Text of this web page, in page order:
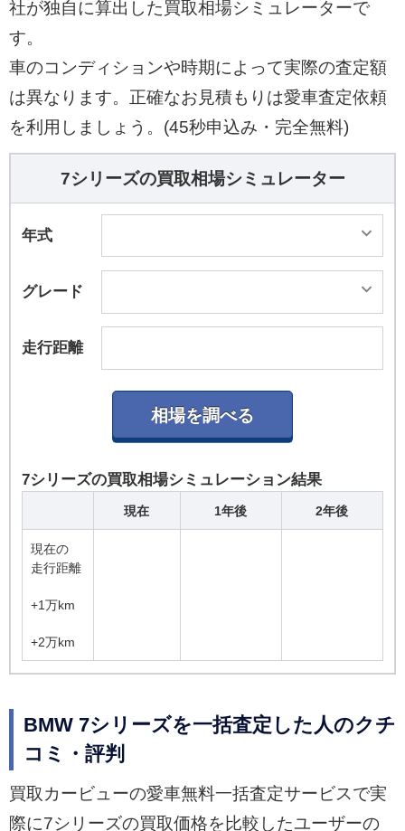
社が独自に算出した買取相場シミュレーターで
す。
車のコンディションや時期によって実際の査定額
は異なります。正確なお見積もりは愛車査定依頼
を利用しましょう。(45秒申込み・完全無料)
7シリーズの買取相場シミュレーター
年式
グレード
走行距離
7シリーズの買取相場シミュレーション結果
現在 1年後 2年後
現在の
走行距離
+1万km
+2万km
BMW 7シリーズを一括査定した人のクチ
コミ・評判
買取カービューの愛車無料一括査定サービスで実
際に7シリーズの買取価格を比較したユーザーの